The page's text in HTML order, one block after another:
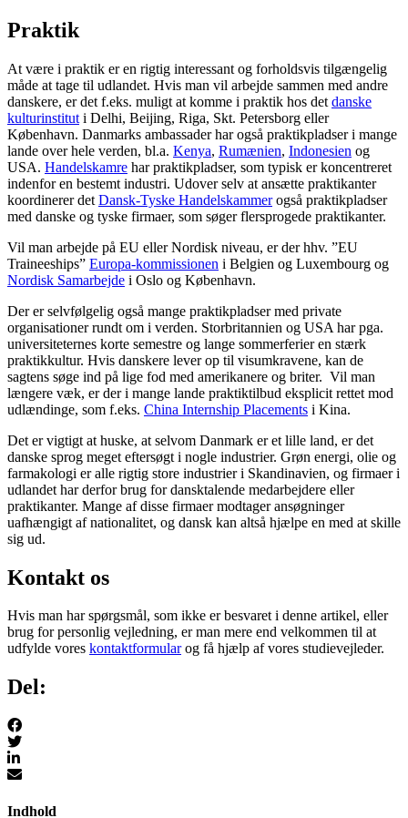
Praktik
At være i praktik er en rigtig interessant og forholdsvis tilgængelig
måde at tage til udlandet. Hvis man vil arbejde sammen med andre
danskere, er det f.eks. muligt at komme i praktik hos det danske
kulturinstitut i Delhi, Beijing, Riga, Skt. Petersborg eller
København. Danmarks ambassader har også praktikpladser i mange
lande over hele verden, bl.a. Kenya, Rumænien, Indonesien og
USA. Handelskamre har praktikpladser, som typisk er koncentreret
indenfor en bestemt industri. Udover selv at ansætte praktikanter
koordinerer det Dansk-Tyske Handelskammerogså praktikpladser
med danske og tyske firmaer, som søger flersprogede praktikanter.
Vil man arbejde på EU eller Nordisk niveau, er der hhv. ”EU
Traineeships” Europa-kommissionen i Belgien og Luxembourg og
Nordisk Samarbejde i Oslo og København.
Der er selvfølgelig også mange praktikpladser med private
organisationer rundt om i verden. Storbritannien og USA har pga.
universiteternes korte semestre og lange sommerferier en stærk
praktikkultur. Hvis danskere lever op til visumkravene, kan de
sagtens søge ind på lige fod med amerikanere og briter. Vil man
længere væk, er der i mange lande praktiktilbud eksplicit rettet mod
udlændinge, som f.eks. China Internship Placements i Kina.
Det er vigtigt at huske, at selvom Danmark er et lille land, er det
danske sprog meget eftersøgt i nogle industrier. Grøn energi, olie og
farmakologi er alle rigtig store industrier i Skandinavien, og firmaer i
udlandet har derfor brug for dansktalende medarbejdere eller
praktikanter. Mange af disse firmaer modtager ansøgninger
uafhængigt af nationalitet, og dansk kan altså hjælpe en med at skille
sig ud.
Kontakt os
Hvis man har spørgsmål, som ikke er besvaret i denne artikel, eller
brug for personlig vejledning, er man mere end velkommen til at
udfylde vores kontaktformularog få hjælp af vores studievejleder.
Del:
Indhold